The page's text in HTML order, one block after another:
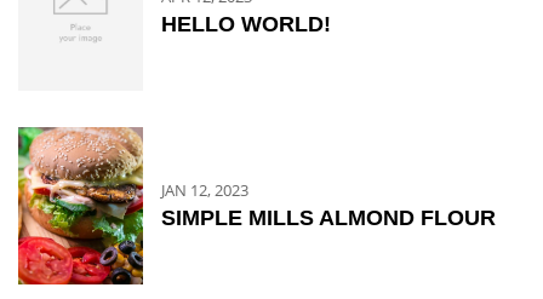
HELLO WORLD!
JAN 12, 2023
SIMPLE MILLS ALMOND FLOUR